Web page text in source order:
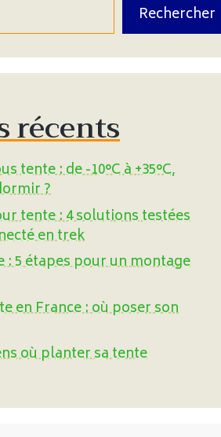
Rechercher
récents
tente : de -10°C à +35°C,
?
tente : 4 solutions testées
en trek
5 étapes pour un montage
en France : où poser son
où planter sa tente